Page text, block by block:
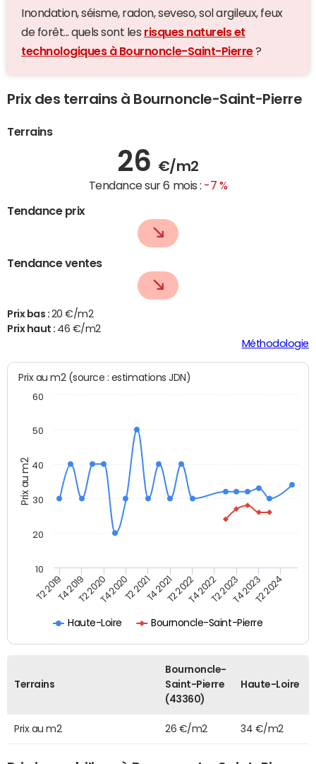
Inondation, séisme, radon, seveso, sol argileux, feux
de forêt... quels sont les risques naturels et
technologiques à Bournoncle-Saint-Pierre?
Prix des terrains à Bournoncle-Saint-Pierre
Terrains
26 €/m2
Tendance sur 6 mois : -7 %
Tendance prix
Tendance ventes
Prix bas : 20 €/m2
Prix haut : 46 €/m2
Méthodologie
Prix au m2
Prix au m2 (source : estimations JDN)
Haute-Loire Bournoncle-Saint-Pierre
T2 2019T4 2019T2 2020T4 2020T2 2021T4 2021T2 2022T4 2022T2 2023T4 2023T2 2024
10
20
30
40
50
60
Terrains
Bournoncle-
Saint-Pierre
(43360)
Haute-Loire
Prix au m2 26 €/m2 34 €/m2